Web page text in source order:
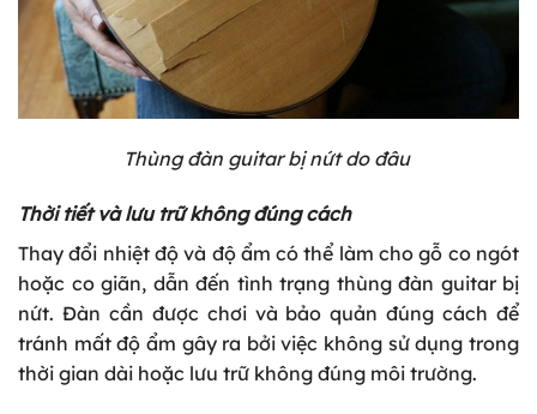
Thùng đàn guitar bị nứt do đâu
Thời tiết và lưu trữ không đúng cách
Thay đổi nhiệt độ và độ ẩm có thể làm cho gỗ co ngót
hoặc co giãn, dẫn đến tình trạng thùng đàn guitar bị
nứt. Đàn cần được chơi và bảo quản đúng cách để
tránh mất độ ẩm gây ra bởi việc không sử dụng trong
thời gian dài hoặc lưu trữ không đúng môi trường.